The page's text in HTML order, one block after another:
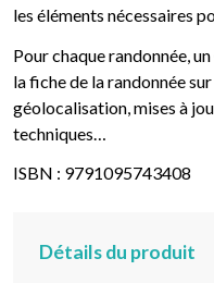
les éléments nécessaires
Pour chaque randonnée,
la fiche de la randonnée
géolocalisation, mises à
techniques…
ISBN : 9791095743408
Détails du produit